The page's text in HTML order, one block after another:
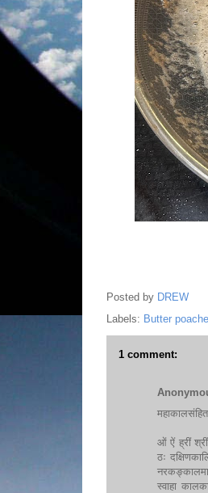
Posted by DREW
Labels: Butter
1 comment:
ओं ऐं ह्रीं
ठः
स्वाहा